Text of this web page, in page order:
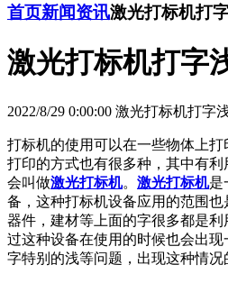
首页新闻资讯激光打标机打
激光打标机打字
2022/8/29 0:00:00 激光打标机打字
打标机的使用可以在一些物体上
打印的方式也有很多种，其中有
会叫做激光打标机。 激光打标机是
备，这种打标机设备应用的范围
器件，建材等上面的字很多都是利
过这种设备在使用的时候也会出
字特别的浅等问题，出现这种情况